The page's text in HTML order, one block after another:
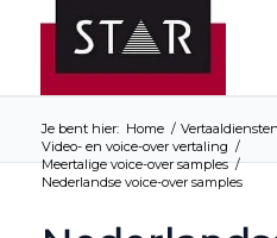
Je bent hier: Home / Vertaaldiensten
Video- en voice-over vertaling /
Meertalige voice-over samples /
Nederlandse voice-over samples